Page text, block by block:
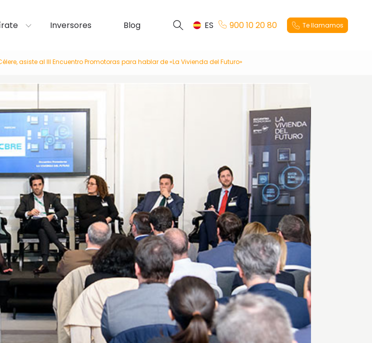
Inversores Blog ES 900 10 20 80 Te llamamos
asiste al III Encuentro Promotoras para hablar de «La Vivienda del Futuro»